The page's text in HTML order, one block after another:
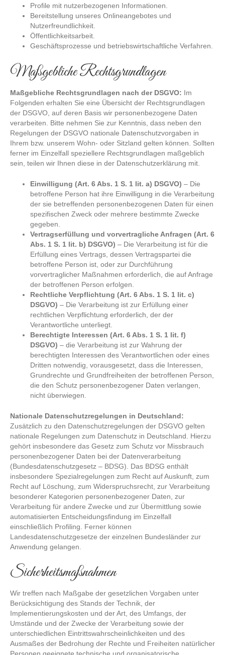
Profile mit nutzerbezogenen Informationen.
Bereitstellung unseres Onlineangebotes und
Nutzerfreundlichkeit.
Öffentlichkeitsarbeit.
Geschäftsprozesse und betriebswirtschaftliche Verfahren.
Maßgebliche Rechtsgrundlagen
Maßgebliche Rechtsgrundlagen nach der DSGVO: Im
Folgenden erhalten Sie eine Übersicht der Rechtsgrundlagen
der DSGVO, auf deren Basis wir personenbezogene Daten
verarbeiten. Bitte nehmen Sie zur Kenntnis, dass neben den
Regelungen der DSGVO nationale Datenschutzvorgaben in
Ihrem bzw. unserem Wohn- oder Sitzland gelten können. Sollten
ferner im Einzelfall speziellere Rechtsgrundlagen maßgeblich
sein, teilen wir Ihnen diese in der Datenschutzerklärung mit.
Einwilligung (Art. 6 Abs. 1 S. 1 lit. a) DSGVO) – Die
betroffene Person hat ihre Einwilligung in die Verarbeitung
der sie betreffenden personenbezogenen Daten für einen
spezifischen Zweck oder mehrere bestimmte Zwecke
gegeben.
Vertragserfüllung und vorvertragliche Anfragen (Art. 6
Abs. 1 S. 1 lit. b) DSGVO) – Die Verarbeitung ist für die
Erfüllung eines Vertrags, dessen Vertragspartei die
betroffene Person ist, oder zur Durchführung
vorvertraglicher Maßnahmen erforderlich, die auf Anfrage
der betroffenen Person erfolgen.
Rechtliche Verpflichtung (Art. 6 Abs. 1 S. 1 lit. c)
DSGVO) – Die Verarbeitung ist zur Erfüllung einer
rechtlichen Verpflichtung erforderlich, der der
Verantwortliche unterliegt.
Berechtigte Interessen (Art. 6 Abs. 1 S. 1 lit. f)
DSGVO) – die Verarbeitung ist zur Wahrung der
berechtigten Interessen des Verantwortlichen oder eines
Dritten notwendig, vorausgesetzt, dass die Interessen,
Grundrechte und Grundfreiheiten der betroffenen Person,
die den Schutz personenbezogener Daten verlangen,
nicht überwiegen.
Nationale Datenschutzregelungen in Deutschland:
Zusätzlich zu den Datenschutzregelungen der DSGVO gelten
nationale Regelungen zum Datenschutz in Deutschland. Hierzu
gehört insbesondere das Gesetz zum Schutz vor Missbrauch
personenbezogener Daten bei der Datenverarbeitung
(Bundesdatenschutzgesetz – BDSG). Das BDSG enthält
insbesondere Spezialregelungen zum Recht auf Auskunft, zum
Recht auf Löschung, zum Widerspruchsrecht, zur Verarbeitung
besonderer Kategorien personenbezogener Daten, zur
Verarbeitung für andere Zwecke und zur Übermittlung sowie
automatisierten Entscheidungsfindung im Einzelfall
einschließlich Profiling. Ferner können
Landesdatenschutzgesetze der einzelnen Bundesländer zur
Anwendung gelangen.
Sicherheitsmaßnahmen
Wir treffen nach Maßgabe der gesetzlichen Vorgaben unter
Berücksichtigung des Stands der Technik, der
Implementierungskosten und der Art, des Umfangs, der
Umstände und der Zwecke der Verarbeitung sowie der
unterschiedlichen Eintrittswahrscheinlichkeiten und des
Ausmaßes der Bedrohung der Rechte und Freiheiten natürlicher